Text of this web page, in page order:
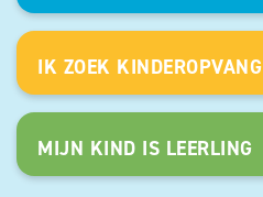
IK ZOEK KINDEROPVANG
MIJN KIND IS LEERLING